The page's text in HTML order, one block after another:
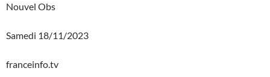
Nouvel Obs
Samedi 18/11/2023
franceinfo.tv